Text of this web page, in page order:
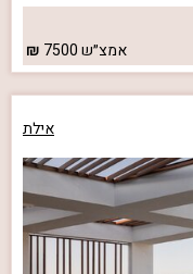
אמצ״ש7500
אילת